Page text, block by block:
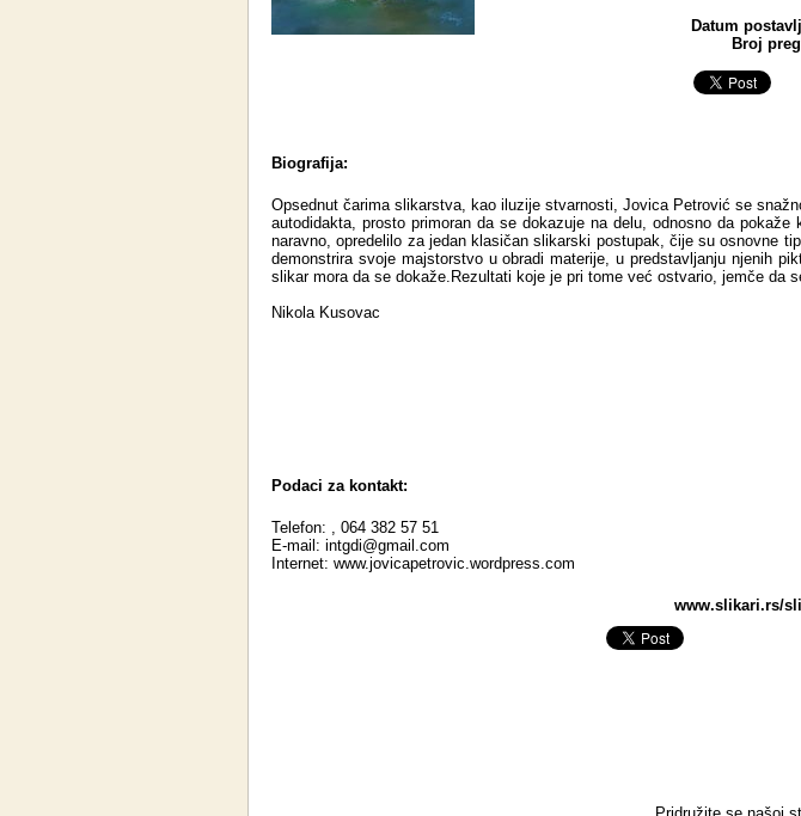
Datum
Broj
Biografija:
Opsednut čarima slikarstva, kao iluzije stvarnosti, Jovica Petrović se
autodidakta, prosto primoran da se dokazuje na delu, odnosno da
naravno, opredelilo za jedan klasičan slikarski postupak, čije su osnovne
demonstrira svoje majstorstvo u obradi materije, u predstavljanju njenih
slikar mora da se dokaže.Rezultati koje je pri tome već ostvario, jemče da
Nikola Kusovac
Podaci za kontakt:
Telefon: , 064 382 57 51
E-mail: intgdi@gmail.com
Internet: www.jovicapetrovic.wordpress.com
www.slikari.rs/